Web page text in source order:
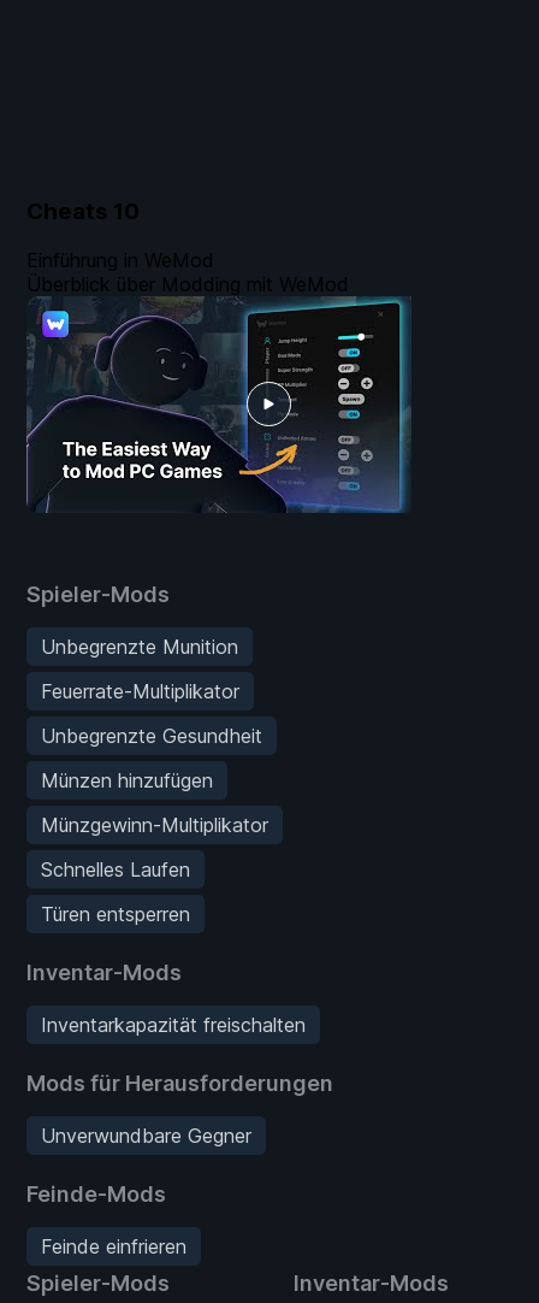
Cheats 10
Spieler-Mods
Unbegrenzte Munition
Feuerrate-Multiplikator
Unbegrenzte Gesundheit
Münzen hinzufügen
Münzgewinn-Multiplikator
Schnelles Laufen
Türen entsperren
Inventar-Mods
Inventarkapazität freischalten
Mods für Herausforderungen
Unverwundbare Gegner
Feinde-Mods
Feinde einfrieren
Spieler-Mods Inventar-Mods
Einführung in WeMod
Überblick über Modding mit WeMod